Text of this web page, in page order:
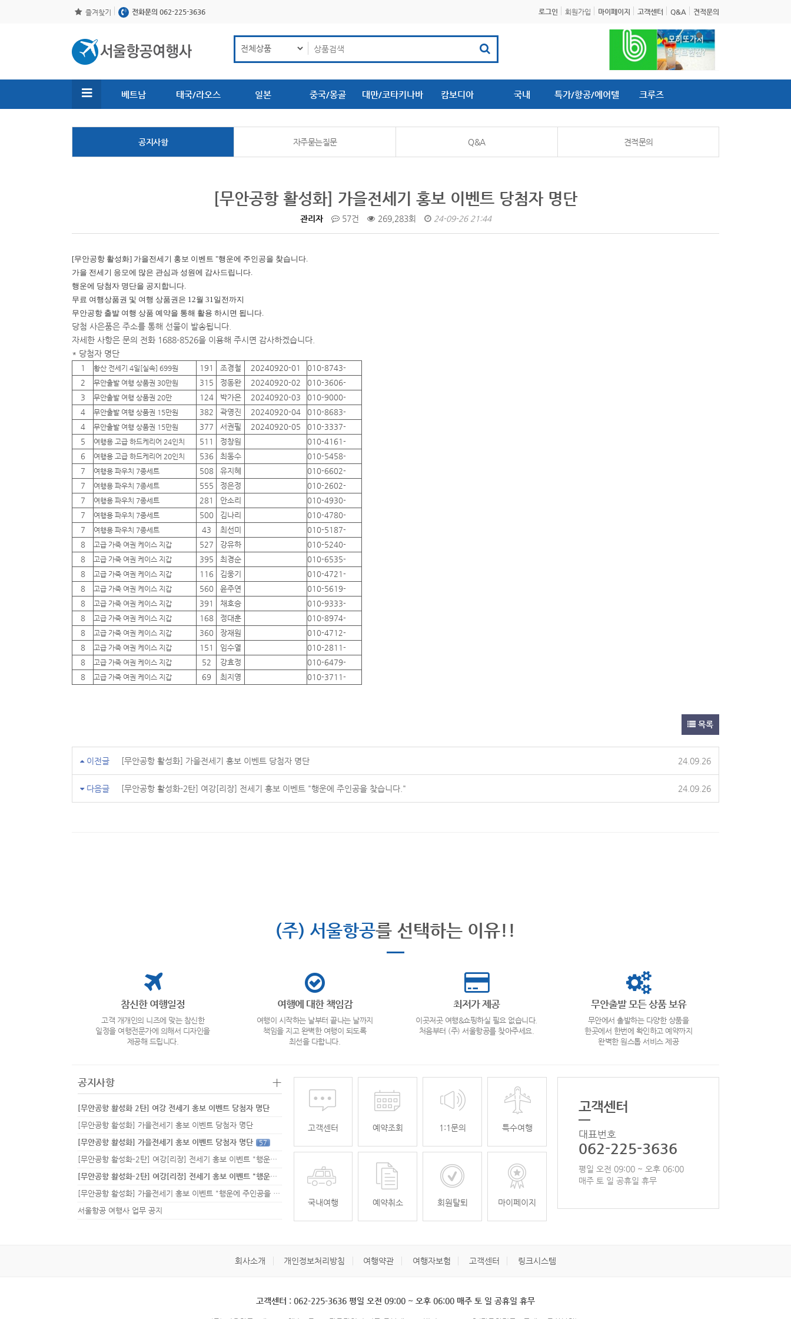
즐겨찾기 전화문의 062-225-3636 로그인 회원가입 마이페이지 고객센터 Q&A 견적문의
베트남 태국/라오스 일본 중국/몽골 대만/코타키나바
루
캄보디아 국내 특가/항공/에어텔 크루즈
공지사항 자주묻는질문 Q&A 견적문의
[무안공항 활성화] 가을전세기 홍보 이벤트 당첨자 명단
관리자 57건 269,283회 24-09-26 21:44
[무안공항 활성화] 가을전세기 홍보 이벤트 "행운에 주인공을 찾습니다.
가을 전세기 응모에 많은 관심과 성원에 감사드립니다.
행운에 당첨자 명단을 공지합니다.
무료 여행상품권 및 여행 상품권은 12월 31일전까지
무안공항 출발 여행 상품 예약을 통해 활용 하시면 됩니다.
당첨 사은품은 주소를 통해 선물이 발송됩니다.
자세한 사항은 문의 전화 1688-8526을 이용해 주시면 감사하겠습니다.
* 당첨자 명단
1 황산 전세기 4일[실속] 699원 191 조경철 20240920-01
010-8743-
2
무안출발 여행 상품권 30만원 315 정동완 20240920-02
010-3606-
3
무안출발 여행 상품권 20만 124 박가은 20240920-03
010-9000-
4
무안출발 여행 상품권 15만원 382 곽영진 20240920-04
010-8683-
4
무안출발 여행 상품권 15만원 377 서권필 20240920-05
010-3337-
5
여행용 고급 하드케리어 24인치 511 정창원
010-4161-
6
여행용 고급 하드케리어 20인치 536 최동수
010-5458-
7
여행용 파우치 7종세트 508 유지혜
010-6602-
7
여행용 파우치 7종세트 555 정은정
010-2602-
7
여행용 파우치 7종세트 281 안소리
010-4930-
7
여행용 파우치 7종세트 500 김나리
010-4780-
7
여행용 파우치 7종세트 43 최선미
010-5187-
8
고급 가죽 여권 케이스 지갑 527 강유하
010-5240-
8
고급 가죽 여권 케이스 지갑 395 최경순
010-6535-
8
고급 가죽 여권 케이스 지갑 116 김웅기
010-4721-
8
고급 가죽 여권 케이스 지갑 560 윤주연
010-5619-
8
고급 가죽 여권 케이스 지갑 391 채호승
010-9333-
8
고급 가죽 여권 케이스 지갑 168 정대훈
010-8974-
8
고급 가죽 여권 케이스 지갑 360 장재원
010-4712-
8
고급 가죽 여권 케이스 지갑 151 임수열
010-2811-
8
고급 가죽 여권 케이스 지갑 52 강효정
010-6479-
8
고급 가죽 여권 케이스 지갑 69 최지영 010-3711-
목록
이전글 [무안공항 활성화] 가을전세기 홍보 이벤트 당첨자 명단 24.09.26
다음글 [무안공항 활성화-2탄] 여강[리장] 전세기 홍보 이벤트 "행운에 주인공을 찾습니다." 24.09.26
(주) 서울항공를 선택하는 이유!!
참신한 여행일정
고객 개개인의 니즈에 맞는 참신한
일정을 여행전문가에 의해서 디자인을
제공해 드립니다.
여행에 대한 책임감
여행이 시작하는 날부터 끝나는 날까지
책임을 지고 완벽한 여행이 되도록
최선을 다합니다.
최저가 제공
이곳저곳 여행&쇼핑하실 필요 없습니다.
처음부터 (주) 서울항공를 찾아주세요.
무안출발 모든 상품 보유
무안에서 출발하는 다양한 상품을
한곳에서 한번에 확인하고 예약까지
완벽한 원스톱 서비스 제공
공지사항 +
[무안공항 활성화 2탄] 여강 전세기 홍보 이벤트 당첨자 명단
[무안공항 활성화] 가을전세기 홍보 이벤트 당첨자 명단
[무안공항 활성화] 가을전세기 홍보 이벤트 당첨자 명단
57
[무안공항 활성화-2탄] 여강[리장] 전세기 홍보 이벤트 "행운에 주인공…
[무안공항 활성화-2탄] 여강[리장] 전세기 홍보 이벤트 "행운에 주인공…
[무안공항 활성화] 가을전세기 홍보 이벤트 "행운에 주인공을 찾습니다."
서울항공 여행사 업무 공지
고객센터 예약조회 1:1문의 특수여행
국내여행 예약취소 회원탈퇴 마이페이지
고객센터
대표번호
062-225-3636
평일 오전 09:00 ~ 오후 06:00
매주 토 일 공휴일 휴무
회사소개 개인정보처리방침 여행약관 여행자보험 고객센터 링크시스템
고객센터 : 062-225-3636 평일 오전 09:00 ~ 오후 06:00 매주 토 일 공휴일 휴무